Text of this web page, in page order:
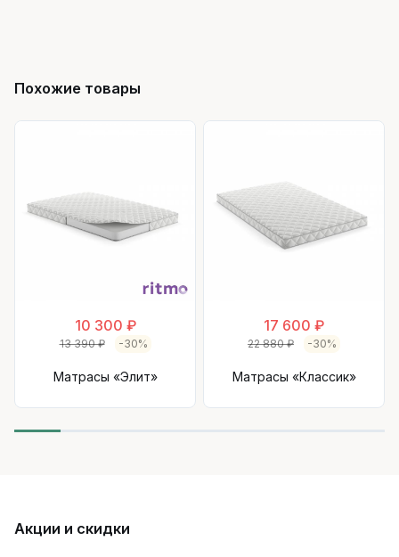
Похожие товары
10 300 ₽
13 390 ₽ -30%
Матрасы «Элит»
17 600 ₽
22 880 ₽ -30%
Матрасы «Классик»
Акции и скидки